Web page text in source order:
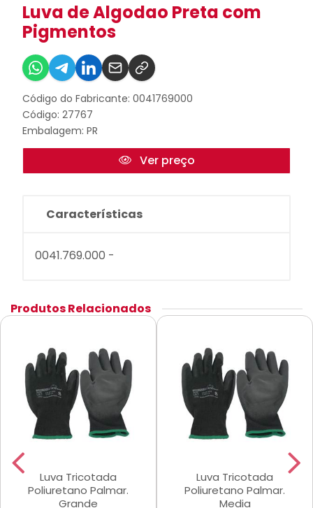
Luva de Algodao Preta com
Pigmentos
Código do Fabricante: 0041769000
Código: 27767
Embalagem: PR
Ver preço
Características
0041.769.000 -
Produtos Relacionados
Luva Tricotada
Poliuretano Palmar.
Grande
Luva Tricotada
Poliuretano Palmar.
Media